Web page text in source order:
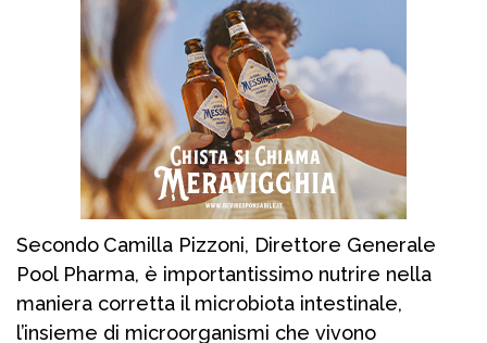
Secondo Camilla Pizzoni, Direttore Generale
Pool Pharma, è importantissimo nutrire nella
maniera corretta il microbiota intestinale,
l’insieme di microorganismi che vivono